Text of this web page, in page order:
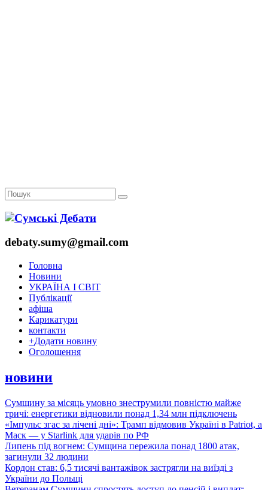
debaty.sumy@gmail.com
Головна
Новини
УКРАЇНА І СВІТ
Публікації
афіша
Карикатури
контакти
+Додати новину
Оголошення
новини
Сумщину за місяць умовно знеструмили повністю майже
тричі: енергетики відновили понад 1,34 млн підключень
«Імпульс згас за лічені дні»: Трамп відмовив Україні в Patriot, а
Маск — у Starlink для ударів по РФ
Липень під вогнем: Сумщина пережила понад 1800 атак,
загинули 32 людини
Кордон став: 6,5 тисячі вантажівок застрягли на виїзді з
України до Польщі